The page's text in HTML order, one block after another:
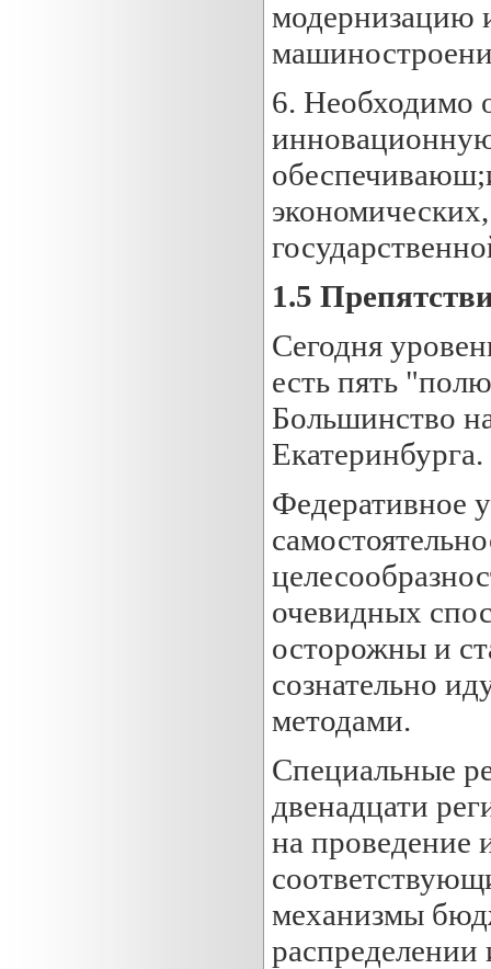
модернизацию
6. Необходимо
1.5
Сегодня
есть пять
Большинство
Екатеринбурга.
Федеративное
очевидных
осторожны и
сознательно
методами.
Специальные
двенадцати
на проведение
механизмы